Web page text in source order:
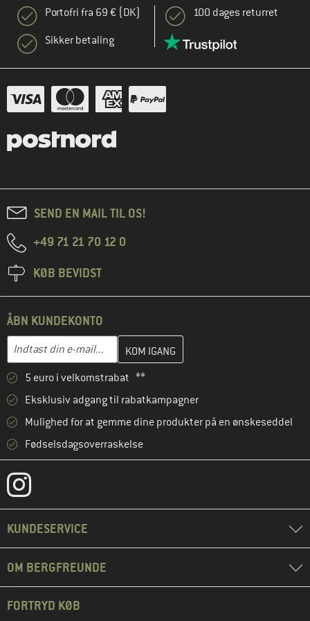
Portofri fra 69 € (DK)
Sikker betaling
100 dages returret
SEND EN MAIL TIL OS!
+49 71 21 70 12 0
KØB BEVIDST
ÅBN KUNDEKONTO
E-mail-adresse
Indtast din e-mailadresse her, og opret i næste trin din
5 euro i velkomstrabat **
Eksklusiv adgang til rabatkampagner
Mulighed for at gemme dine produkter på en ønskeseddel
Fødselsdagsoverraskelse
KUNDESERVICE
OM BERGFREUNDE
FORTRYD KØB